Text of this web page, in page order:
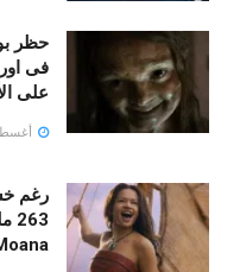
فى
على
أغسطس
رغم